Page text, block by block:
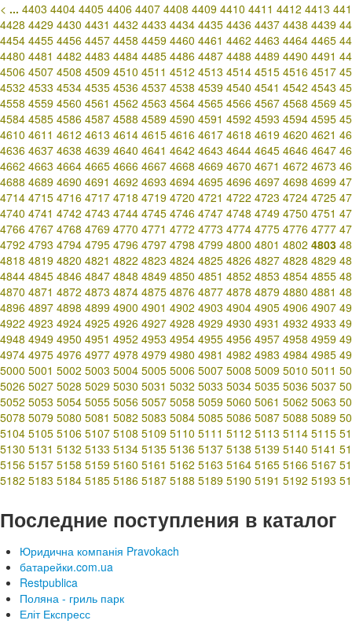
< ... 4403 4404 4405 4406 4407 4408 4409 4410 4411 4412 4413
4428 4429 4430 4431 4432 4433 4434 4435 4436 4437 4438 4439
4454 4455 4456 4457 4458 4459 4460 4461 4462 4463 4464 4465
4480 4481 4482 4483 4484 4485 4486 4487 4488 4489 4490 4491
4506 4507 4508 4509 4510 4511 4512 4513 4514 4515 4516 4517
4532 4533 4534 4535 4536 4537 4538 4539 4540 4541 4542 4543
4558 4559 4560 4561 4562 4563 4564 4565 4566 4567 4568 4569
4584 4585 4586 4587 4588 4589 4590 4591 4592 4593 4594 4595
4610 4611 4612 4613 4614 4615 4616 4617 4618 4619 4620 4621
4636 4637 4638 4639 4640 4641 4642 4643 4644 4645 4646 4647
4662 4663 4664 4665 4666 4667 4668 4669 4670 4671 4672 4673
4688 4689 4690 4691 4692 4693 4694 4695 4696 4697 4698 4699
4714 4715 4716 4717 4718 4719 4720 4721 4722 4723 4724 4725
4740 4741 4742 4743 4744 4745 4746 4747 4748 4749 4750 4751
4766 4767 4768 4769 4770 4771 4772 4773 4774 4775 4776 4777
4792 4793 4794 4795 4796 4797 4798 4799 4800 4801 4802 4803
4818 4819 4820 4821 4822 4823 4824 4825 4826 4827 4828 4829
4844 4845 4846 4847 4848 4849 4850 4851 4852 4853 4854 4855
4870 4871 4872 4873 4874 4875 4876 4877 4878 4879 4880 4881
4896 4897 4898 4899 4900 4901 4902 4903 4904 4905 4906 4907
4922 4923 4924 4925 4926 4927 4928 4929 4930 4931 4932 4933
4948 4949 4950 4951 4952 4953 4954 4955 4956 4957 4958 4959
4974 4975 4976 4977 4978 4979 4980 4981 4982 4983 4984 4985
5000 5001 5002 5003 5004 5005 5006 5007 5008 5009 5010 5011
5026 5027 5028 5029 5030 5031 5032 5033 5034 5035 5036 5037
5052 5053 5054 5055 5056 5057 5058 5059 5060 5061 5062 5063
5078 5079 5080 5081 5082 5083 5084 5085 5086 5087 5088 5089
5104 5105 5106 5107 5108 5109 5110 5111 5112 5113 5114 5115
5130 5131 5132 5133 5134 5135 5136 5137 5138 5139 5140 5141
5156 5157 5158 5159 5160 5161 5162 5163 5164 5165 5166 5167
5182 5183 5184 5185 5186 5187 5188 5189 5190 5191 5192 5193
Последние поступления в каталог
Юридична компанія Pravokach
батарейки.com.ua
Restpublica
Поляна - гриль парк
Еліт Експресс